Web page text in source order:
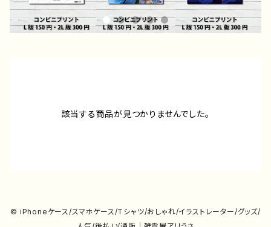
該当する商品が見つかりませんでした。
© iPhoneケース/スマホケース/Tシャツ/おしゃれ/イラストレーター/グッズ/